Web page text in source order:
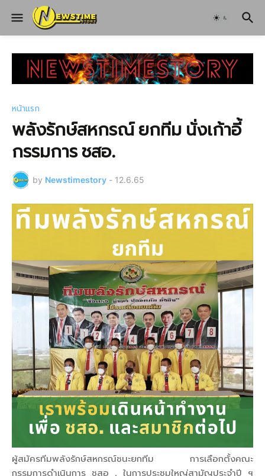
หน้าแรก
พลังรักษ์สหกรณ์ ยกทีม นั่งเก้าอี้
กรรมการ ชสอ.
by Newstimestory - 12.6.65
ผู้สมัครทีมพลังรักษ์สหกรณ์ชนะยกทีม การเลือกตั้งคณะ
กรรมการดำเนินการ ชสอ . ในการประชุมใหญ่สามัญประจำปี ฯ